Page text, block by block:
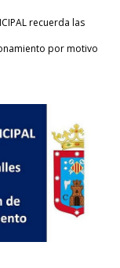
recuerda las
por motivo